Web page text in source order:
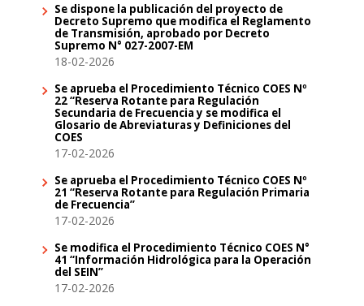
Se dispone la publicación del proyecto de
Decreto Supremo que modifica el Reglamento
de Transmisión, aprobado por Decreto
Supremo N° 027-2007-EM
18-02-2026
Se aprueba el Procedimiento Técnico COES Nº
22 “Reserva Rotante para Regulación
Secundaria de Frecuencia y se modifica el
Glosario de Abreviaturas y Definiciones del
COES
17-02-2026
Se aprueba el Procedimiento Técnico COES Nº
21 “Reserva Rotante para Regulación Primaria
de Frecuencia”
17-02-2026
Se modifica el Procedimiento Técnico COES N°
41 “Información Hidrológica para la Operación
del SEIN”
17-02-2026